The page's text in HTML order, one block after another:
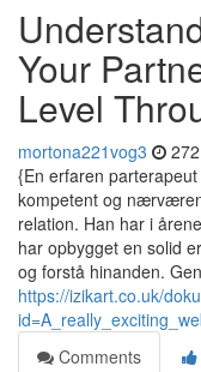
Your
Level
mortona221vog3
{En erfaren
kompetent og
relation. Han har i
har opbygget en solid
og forstå hinanden.
https://izikart.co.uk/
Comments